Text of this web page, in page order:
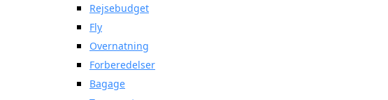
Rejsebudget
Fly
Overnatning
Forberedelser
Bagage